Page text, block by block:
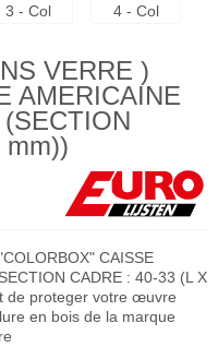
VERRE )
AMERICAINE
mm))
CAISSE
CADRE : 40-33 (L X
de proteger votre œuvre
en bois de la marque